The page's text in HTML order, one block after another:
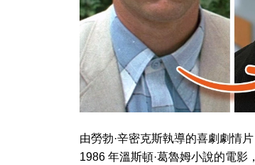
由勞勃·辛密克斯執導的喜劇劇情
1986 年溫斯頓·葛魯姆小說的電影